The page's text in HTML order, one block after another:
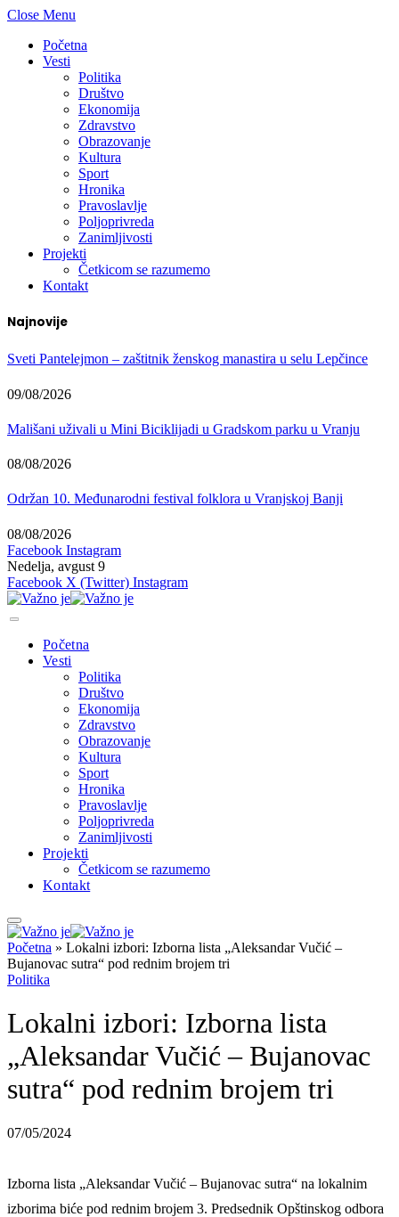
Close Menu
Početna
Vesti
Politika
Društvo
Ekonomija
Zdravstvo
Obrazovanje
Kultura
Sport
Hronika
Pravoslavlje
Poljoprivreda
Zanimljivosti
Projekti
Četkicom se razumemo
Kontakt
Najnovije
Sveti Pantelejmon – zaštitnik ženskog manastira u selu Lepčince
09/08/2026
Mališani uživali u Mini Biciklijadi u Gradskom parku u Vranju
08/08/2026
Održan 10. Međunarodni festival folklora u Vranjskoj Banji
08/08/2026
Facebook Instagram
Nedelja, avgust 9
Facebook X (Twitter) Instagram
Početna
Vesti
Politika
Društvo
Ekonomija
Zdravstvo
Obrazovanje
Kultura
Sport
Hronika
Pravoslavlje
Poljoprivreda
Zanimljivosti
Projekti
Četkicom se razumemo
Kontakt
Početna » Lokalni izbori: Izborna lista „Aleksandar Vučić –
Bujanovac sutra“ pod rednim brojem tri
Politika
Lokalni izbori: Izborna lista
„Aleksandar Vučić – Bujanovac
sutra“ pod rednim brojem tri
07/05/2024
Izborna lista „Aleksandar Vučić – Bujanovac sutra“ na lokalnim
izborima biće pod rednim brojem 3. Predsednik Opštinskog odbora